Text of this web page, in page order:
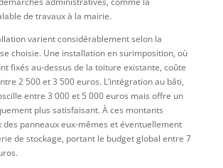
de travaux à la mairie.
varient considérablement selon la
choisie. Une installation en surimposition, où
fixés au-dessus de la toiture existante, coûte
2 500 et 3 500 euros. L’intégration au bâti,
entre 3 000 et 5 000 euros mais offre un
plus satisfaisant. À ces montants
des panneaux eux-mêmes et éventuellement
de stockage, portant le budget global entre 7